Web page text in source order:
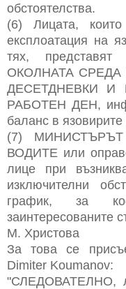
обстоятелства.
(6) Лицата, които
експлоатация на
тях,
ОКОЛНАТА
ДЕСЕТДНЕВКИ
РАБОТЕН ДЕН,
баланс в
(7)
ВОДИТЕ или
лице при
изключителни
график, за
заинтересованите
М. Христова
За това се
Dimiter Koumanov:
"СЛЕДОВАТЕЛНО,